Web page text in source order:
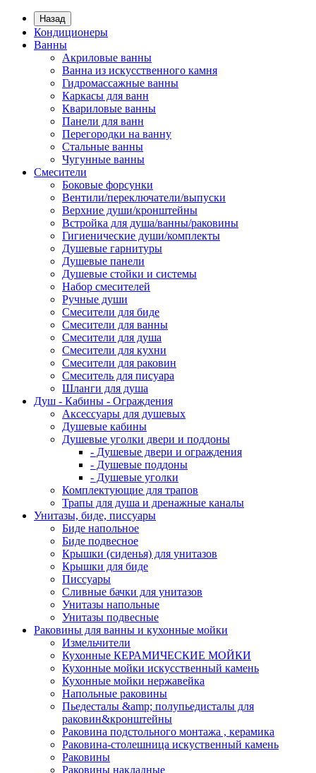
Назад
Кондиционеры
Ванны
Акриловые ванны
Ванна из искусственного камня
Гидромассажные ванны
Каркасы для ванн
Квариловые ванны
Панели для ванн
Перегородки на ванну
Стальные ванны
Чугунные ванны
Смесители
Боковые форсунки
Вентили/переключатели/выпуски
Верхние души/кронштейны
Встройка для душа/ванны/раковины
Гигиенические души/комплекты
Душевые гарнитуры
Душевые панели
Душевые стойки и системы
Набор смесителей
Ручные души
Смесители для биде
Смесители для ванны
Смесители для душа
Смесители для кухни
Смесители для раковин
Смеситель для писуара
Шланги для душа
Душ - Кабины - Ограждения
Аксессуары для душевых
Душевые кабины
Душевые уголки двери и поддоны
- Душевые двери и ограждения
- Душевые поддоны
- Душевые уголки
Комплектующие для трапов
Трапы для душа и дренажные каналы
Унитазы, биде, писсуары
Биде напольное
Биде подвесное
Крышки (сиденья) для унитазов
Крышки для биде
Писсуары
Сливные бачки для унитазов
Унитазы напольные
Унитазы подвесные
Раковины для ванны и кухонные мойки
Измельчители
Кухонные КЕРАМИЧЕСКИЕ МОЙКИ
Кухонные мойки искусственный камень
Кухонные мойки нержавейка
Напольные раковины
Пьедесталы &amp; полупьедисталы для
раковин&кронштейны
Раковина подстольного монтажа , керамика
Раковина-столешница искуственный камень
Раковины
Раковины накладные